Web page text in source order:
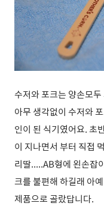
수저와 포크는 양손모
아무 생각없이 수저와
인이 된 식기였어요. 초
이 지나면서 부터 직접
리딸.....AB형에 왼손잡
크를 불편해 하길래 아
제품으로 골랐답니다.